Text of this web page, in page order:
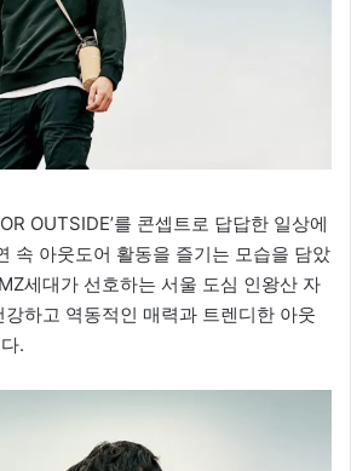
OUTSIDE’를 콘셉트로 답답한 일상에
속 아웃도어 활동을 즐기는 모습을 담았
세대가 선호하는 서울 도심 인왕산 자
하고 역동적인 매력과 트렌디한 아웃
.